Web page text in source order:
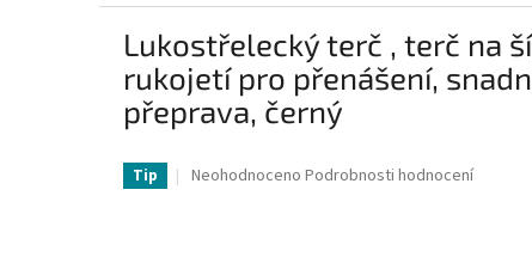
Lukostřelecký terč , terč na
rukojetí pro přenášení,
přeprava, černý
Tip
Průměrné
Neohodnoceno Podrobnosti hodnocení